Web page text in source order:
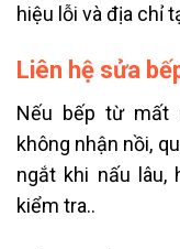
hiệu lỗi và địa chỉ
Liên hệ sửa
Nếu bếp từ mất
không nhận nồi,
ngắt khi nấu lâu,
kiểm tra..